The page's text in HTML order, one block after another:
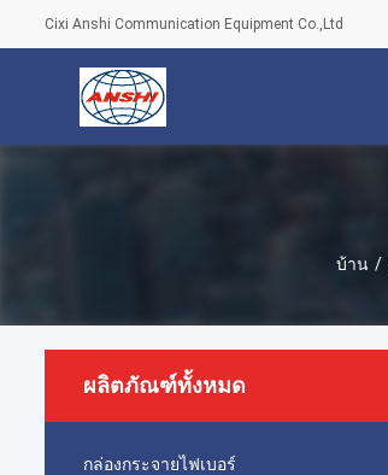
Cixi Anshi Communication Equipment Co.,Ltd
บ้าน /
ผลิตภัณฑ์ทั้งหมด
กล่องกระจายไฟเบอร์